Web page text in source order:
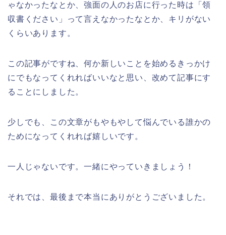
ゃなかったなとか、強面の人のお店に行った時は「領
収書ください」って言えなかったなとか、キリがない
くらいあります。
この記事がですね、何か新しいことを始めるきっかけ
にでもなってくれればいいなと思い、改めて記事にす
ることにしました。
少しでも、この文章がもやもやして悩んでいる誰かの
ためになってくれれば嬉しいです。
一人じゃないです。一緒にやっていきましょう！
それでは、最後まで本当にありがとうございました。